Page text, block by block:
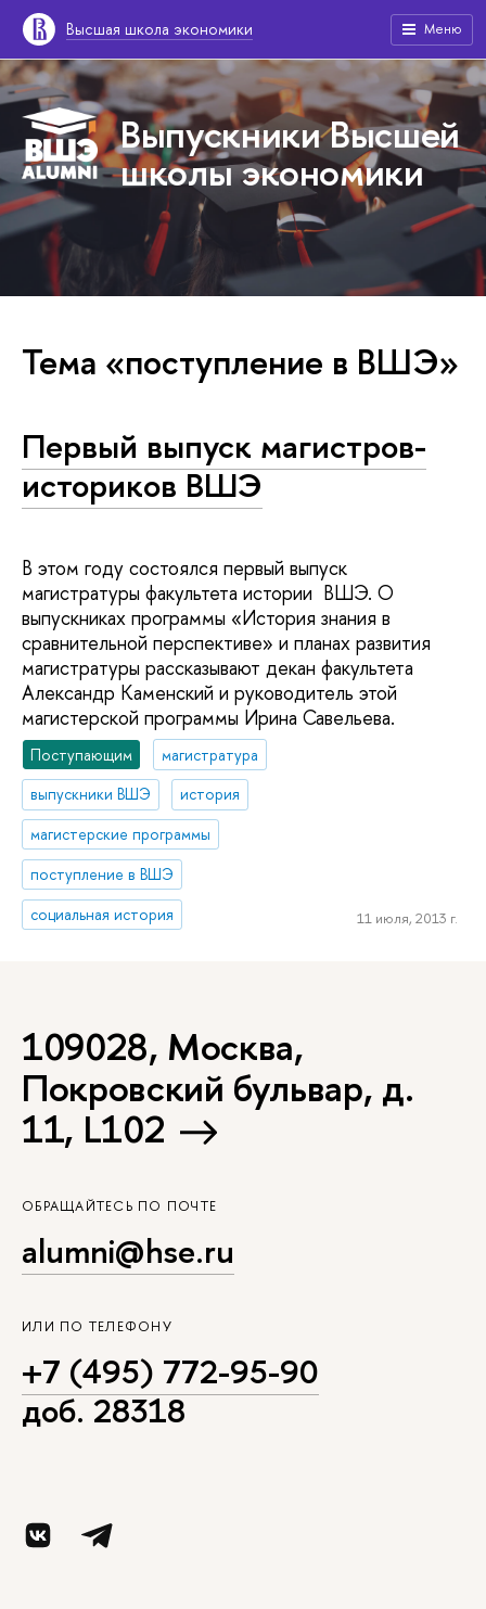
Высшая школа экономики Меню
Выпускники Высшей
школы экономики
Тема «поступление в ВШЭ»
Первый выпуск магистров-
историков ВШЭ
В этом году состоялся первый выпуск
магистратуры факультета истории ВШЭ. О
выпускниках программы «История знания в
сравнительной перспективе» и планах развития
магистратуры рассказывают декан факультета
Александр Каменский и руководитель этой
магистерской программы Ирина Савельева.
Поступающим
магистратура
выпускники ВШЭ
история
магистерские программы
поступление в ВШЭ
социальная история
11 июля, 2013 г.
109028, Москва,
Покровский бульвар, д.
11, L102
ОБРАЩАЙТЕСЬ ПО ПОЧТЕ
alumni@hse.ru
ИЛИ ПО ТЕЛЕФОНУ
+7 (495) 772-95-90
доб. 28318